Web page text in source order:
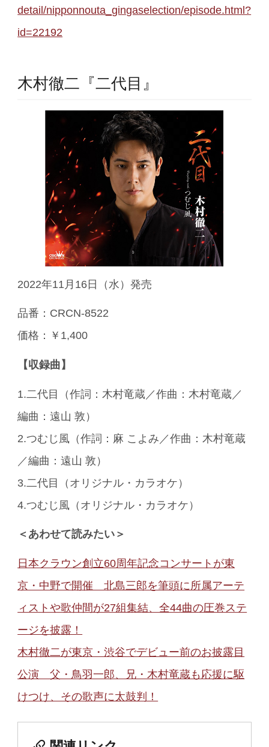
detail/nipponnouta_gingaselection/episode.html?
id=22192
木村徹二『二代目』
2022年11月16日（水）発売
品番：CRCN-8522
価格：￥1,400
【収録曲】
1.二代目（作詞：木村竜蔵／作曲：木村竜蔵／
編曲：遠山 敦）
2.つむじ風（作詞：麻 こよみ／作曲：木村竜蔵
／編曲：遠山 敦）
3.二代目（オリジナル・カラオケ）
4.つむじ風（オリジナル・カラオケ）
＜あわせて読みたい＞
日本クラウン創立60周年記念コンサートが東
京・中野で開催 北島三郎を筆頭に所属アーテ
ィストや歌仲間が27組集結、全44曲の圧巻ステ
ージを披露！
木村徹二が東京・渋谷でデビュー前のお披露目
公演 父・鳥羽一郎、兄・木村竜蔵も応援に駆
けつけ、その歌声に太鼓判！